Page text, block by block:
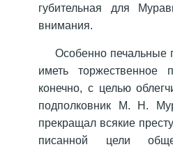
губительная для
внимания.
Особенно печальные
иметь торжественное
конечно, с целью
подполковник М. Н.
прекращал всякие
писанной цели